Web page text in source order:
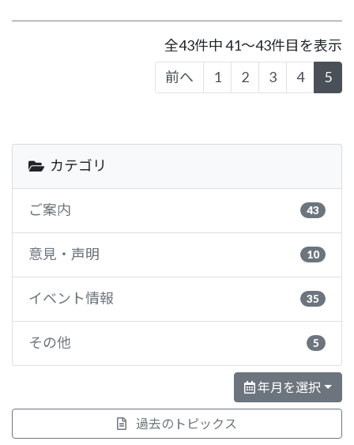
全43件中 41～43件目を表示
前へ 1 2 3 4 5
カテゴリ
ご案内 43
意見・声明 10
イベント情報 35
その他 5
年月を選択
過去のトピックス